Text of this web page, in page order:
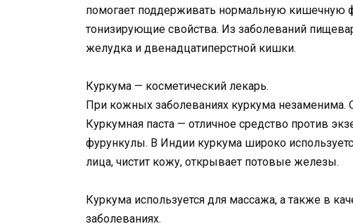
помогает поддерживать нормальную кишечную
тонизирующие свойства. Из заболеваний
желудка и двенадцатиперстной кишки.
Куркума — косметический лекарь.
При кожных заболеваниях куркума незаменима.
Куркумная паста — отличное средство против
фурункулы. В Индии куркума широко
лица, чистит кожу, открывает потовые железы.
Куркума используется для массажа, а также в
заболеваниях.